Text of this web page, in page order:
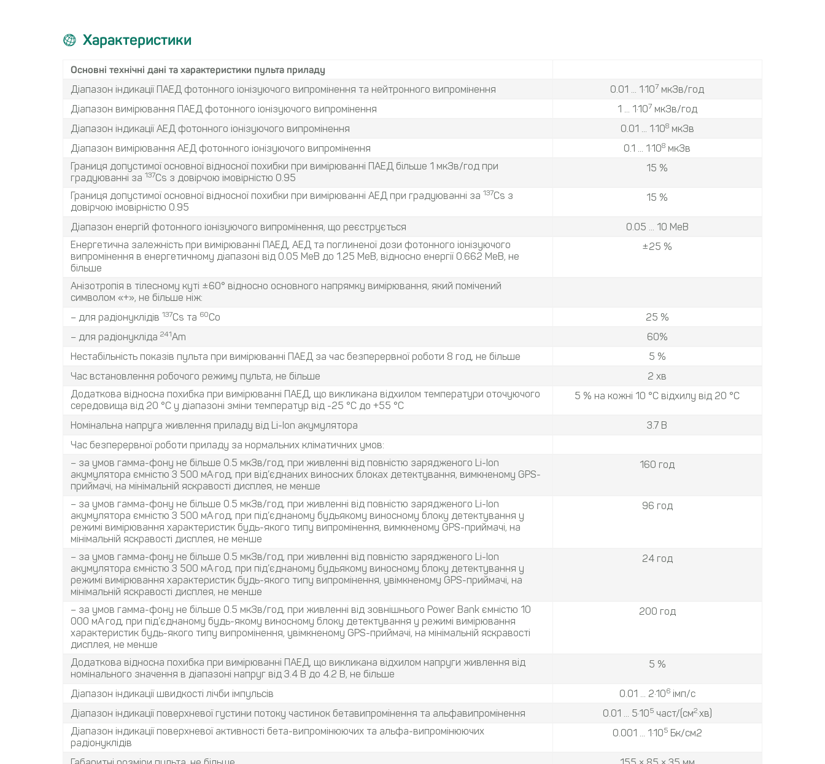
Характеристики
Основні технічні дані та характеристики пульта приладу
Діапазон індикації ПАЕД фотонного іонізуючого випромінення та нейтронного випромінення
0.01 ... 1·107 мкЗв/год
Діапазон вимірювання ПАЕД фотонного іонізуючого випромінення
1 ... 1·107мкЗв/год
Діапазон індикації АЕД фотонного іонізуючого випромінення
0.01 ... 1·108мкЗв
Діапазон вимірювання АЕД фотонного іонізуючого випромінення
0.1 ... 1·108 мкЗв
Границя допустимої основної відносної похибки при вимірюванні ПАЕД більше 1 мкЗв/год при
градуюванні за 137Cs з довiрчою імовірністю 0.95
15 %
Границя допустимої основної відносної похибки при вимірюванні АЕД при градуюванні за 137Cs з
довiрчою імовірністю 0.95
15 %
Діапазон енергій фотонного іонізуючого випромінення, що реєструється
0.05 ... 10 МеВ
Енергетична залежність при вимірюванні ПАЕД, АЕД та поглиненої дози фотонного іонізуючого
випромінення в енергетичному діапазоні від 0.05 МеВ до 1.25 МеВ, відносно енергії 0.662 МеВ, не
більше
±25 %
Анізотропія в тілесному куті ±60° відносно основного напрямку вимірювання, який помічений
символом «+», не більше ніж:
– для радіонуклідів 137Cs та 60Co
25 %
– для радіонукліда 241Am
60%
Нестабільність показів пульта при вимірюванні ПАЕД за час безперервної роботи 8 год, не більше
5 %
Час встановлення робочого режиму пульта, не більше
2 хв
Додаткова відносна похибка при вимірюванні ПАЕД, що викликана відхилом температури оточуючого
середовища від 20 °С у діапазоні зміни температур від -25 °С до +55 °С
5 % на кожні 10 °С відхилу від 20 °С
Номінальна напруга живлення приладу від Li-Ion акумулятора
3.7 В
Час безперервної роботи приладу за нормальних кліматичних умов:
– за умов гамма-фону не більше 0.5 мкЗв/год, при живленні від повністю зарядженого Li-Ion
акумулятора ємністю 3 500 мА·год, при від’єднаних виносних блоках детектування, вимкненому GPS-
приймачі, на мінімальній яскравості дисплея, не менше
160 год
– за умов гамма-фону не більше 0.5 мкЗв/год, при живленні від повністю зарядженого Li-Ion
акумулятора ємністю 3 500 мА·год, при під’єднаному будьякому виносному блоку детектування у
режимі вимірювання характеристик будь-якого типу випромінення, вимкненому GPS-приймачі, на
мінімальній яскравості дисплея, не менше
96 год
– за умов гамма-фону не більше 0.5 мкЗв/год, при живленні від повністю зарядженого Li-Ion
акумулятора ємністю 3 500 мА·год, при під’єднаному будьякому виносному блоку детектування у
режимі вимірювання характеристик будь-якого типу випромінення, увімкненому GPS-приймачі, на
мінімальній яскравості дисплея, не менше
24 год
– за умов гамма-фону не більше 0.5 мкЗв/год, при живленні від зовнішнього Power Bank ємністю 10
000 мА·год, при під’єднаному будь-якому виносному блоку детектування у режимі вимірювання
характеристик будь-якого типу випромінення, увімкненому GPS-приймачі, на мінімальній яскравості
дисплея, не менше
200 год
Додаткова відносна похибка при вимірюванні ПАЕД, що викликана відхилом напруги живлення від
номінального значення в діапазоні напруг від 3.4 В до 4.2 В, не більше
5 %
Діапазон індикації швидкості лічби імпульсів 0.01 ... 2·106імп/с
Діапазон індикації поверхневої густини потоку частинок бетавипромінення та альфавипромінення
0.01 ... 5·105част/(см2·хв)
Діапазон індикації поверхневої активності бета-випромінюючих та альфа-випромінюючих
радіонуклідів
0.001 ... 1·105Бк/см2